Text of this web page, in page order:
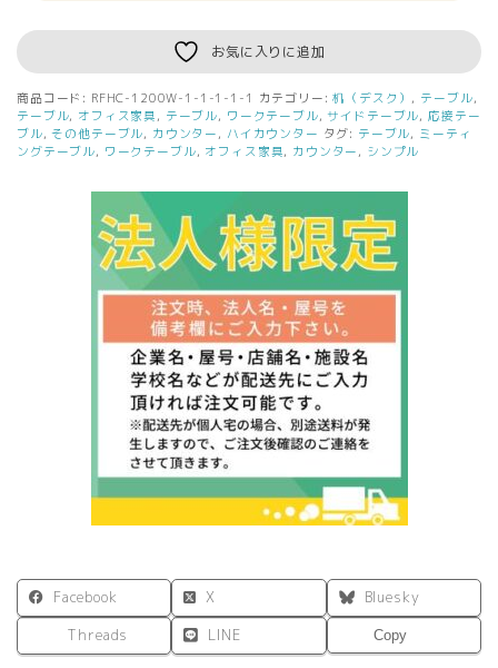
シ
リ
ズ]
ハ
イ
W1200xD450
お気に入りに追加
商品コード: RFHC-1200W-1-1-1-1-1 カテゴリー:机（デスク） , テーブル,
テーブル, オフィス家具 , テーブル, ワークテーブル,サイドテーブル,応接テー
ブル,その他テーブル, カウンター , ハイカウンター タグ: テーブル, ミーティ
ングテーブル, ワークテーブル, オフィス家具, カウンター , シンプル
Facebook X
Bluesky
Threads
LINE Copy